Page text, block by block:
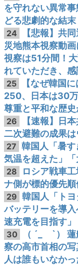
を守れない異常
どる悲劇的な結
24
【悲報】共
災地熊本視察動
視察は51分間！
れていただき、感
25
【なぜ韓国
250、日本は30
尊重と平和な歴史
26
【速報】日
二次避難の成果
27 韓国人「暑
気温を超えた」「
28
ロシア戦車
ナ側が標的優先順
29 韓国人「ト
バッテリーを導
速充電を目指す」
30
（ ´_ゝ`）
察の高市首相の
人は誰もいなか